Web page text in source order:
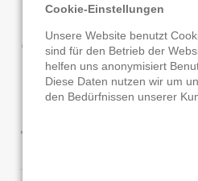
Katholische
St.
Cookie-Einstellungen
Unsere Website benutzt
sind für den Betrieb der
helfen uns anonymisiert
Diese Daten nutzen wir um
den Bedürfnissen unserer